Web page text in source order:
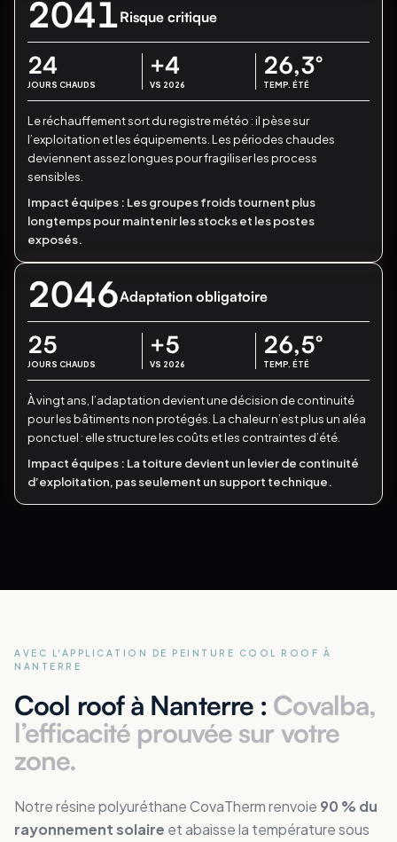
2041Risque critique
24
JOURS CHAUDS
+4
VS 2026
26,3°
TEMP. ÉTÉ
Le réchauffement sort du registre météo : il pèse sur
l’exploitation et les équipements. Les périodes chaudes
deviennent assez longues pour fragiliser les process
sensibles.
Impact équipes : Les groupes froids tournent plus
longtemps pour maintenir les stocks et les postes
exposés.
2046Adaptation obligatoire
25
JOURS CHAUDS
+5
VS 2026
26,5°
TEMP. ÉTÉ
À vingt ans, l’adaptation devient une décision de continuité
pour les bâtiments non protégés. La chaleur n’est plus un aléa
ponctuel : elle structure les coûts et les contraintes d’été.
Impact équipes : La toiture devient un levier de continuité
d’exploitation, pas seulement un support technique.
AVEC L'APPLICATION DE PEINTURE COOL ROOF À
NANTERRE
Cool roof à Nanterre : Covalba,
l’efficacité prouvée sur votre
zone.
Notre résine polyuréthane CovaTherm renvoie 90 % du
rayonnement solaire et abaisse la température sous